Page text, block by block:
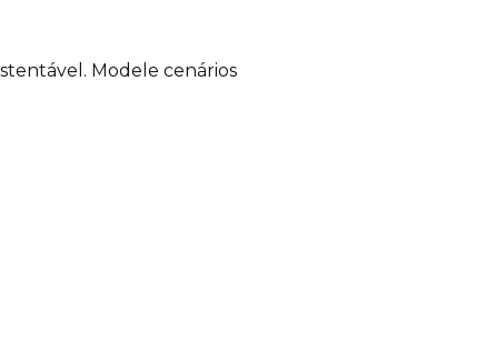
Modele cenários